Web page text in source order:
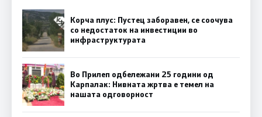
Корча плус: Пустец заборавен, се соочува
со недостаток на инвестиции во
инфраструктурата
Во Прилеп одбележани 25 години од
Карпалак: Нивната жртва е темел на
нашата одговорност